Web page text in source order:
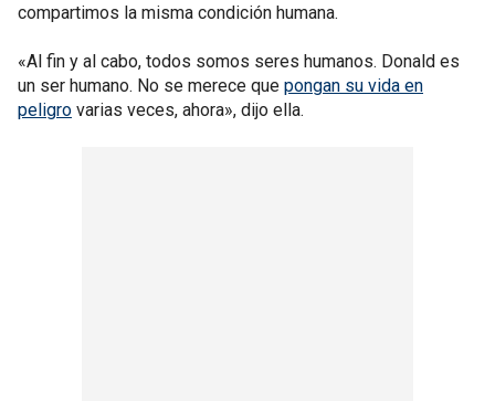
compartimos la misma condición humana.
«Al fin y al cabo, todos somos seres humanos. Donald es
un ser humano. No se merece que pongan su vida en
peligro varias veces, ahora», dijo ella.